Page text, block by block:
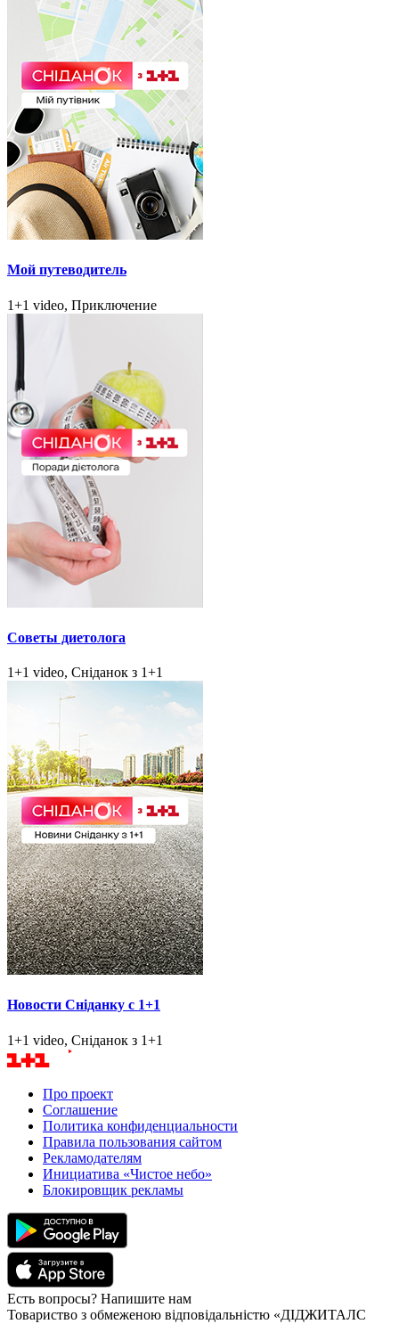
Мой путеводитель
1+1 video, Приключение
Советы диетолога
1+1 video, Сніданок з 1+1
Новости Сніданку с 1+1
1+1 video, Сніданок з 1+1
Про проект
Соглашение
Политика конфиденциальности
Правила пользования сайтом
Рекламодателям
Инициатива «Чистое небо»
Блокировщик рекламы
Есть вопросы? Напишите нам
Товариство з обмеженою відповідальністю «ДІДЖИТАЛС